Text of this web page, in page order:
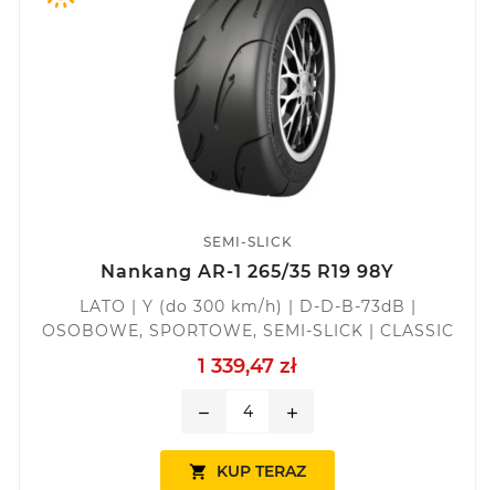
SEMI-SLICK
Nankang AR-1 265/35 R19 98Y
LATO | Y (do 300 km/h) | D-D-B-73dB |
OSOBOWE, SPORTOWE, SEMI-SLICK | CLASSIC
1 339,47 zł
remove add
 KUP TERAZ